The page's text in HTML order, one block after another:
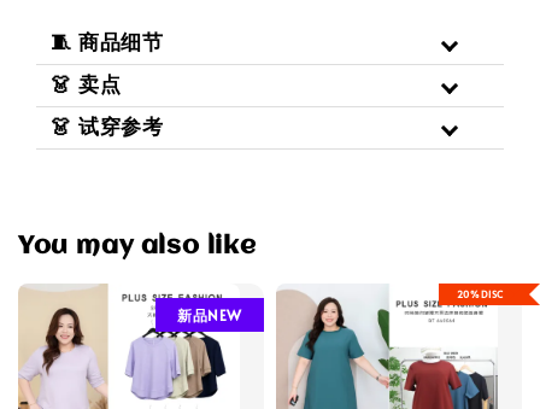
🧵 商品细节
👗 卖点
👗 试穿参考
You may also like
新品NEW
20%DISC